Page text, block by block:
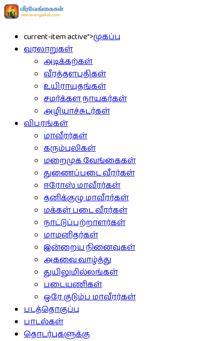
current-item active">முகப்பு
வரலாறுகள்
அடிக்கற்கள்
வீரத்தளபதிகள்
உயிராயுதங்கள்
சமர்க்கள நாயகர்கள்
அழியாச்சுடர்கள்
விபரங்கள்
மாவீரர்கள்
கரும்புலிகள்
மறைமுக வேங்கைகள்
துணைப்படை வீரர்கள்
ஈரோஸ் மாவீரர்கள்
தனிக்குழு மாவீரர்கள்
மக்கள் படை வீரர்கள்
நாட்டுப்பற்றாளர்கள்
மாமனிதர்கள்
இன்றைய நினைவுகள்
அகவை வாழ்த்து
துயிலுமில்லங்கள்
படையணிகள்
ஒரே குடும்ப மாவீரர்கள்
படத்தொகுப்பு
பாடல்கள்
தொடர்புகளுக்கு